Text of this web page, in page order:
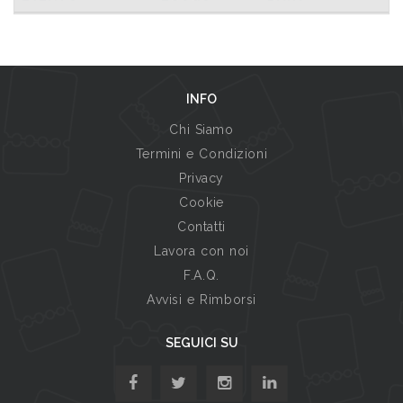
INFO
Chi Siamo
Termini e Condizioni
Privacy
Cookie
Contatti
Lavora con noi
F.A.Q.
Avvisi e Rimborsi
SEGUICI SU